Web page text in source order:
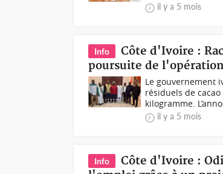
il y a 5 mois
Info
Côte d'Ivoire :
poursuite de
Le gouvernement
résiduels de
kilogramme.
il y a 5 mois
Info
Côte d'Ivoire :